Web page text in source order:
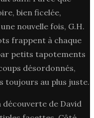
bien ficelée,
nouvelle fois, G.H.
frappent à chaque
petits tapotements
désordonnés,
toujours au plus juste.
découverte de David